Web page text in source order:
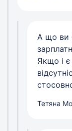
А що ви
Якщо і є
Тетяна